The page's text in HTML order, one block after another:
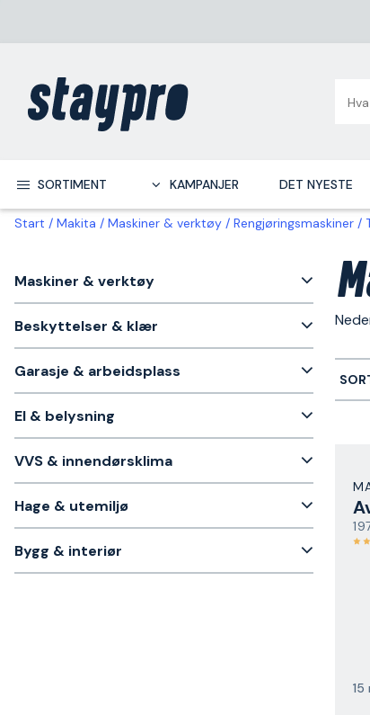
SORTIMENT KAMPANJER DET NYESTE
Start Makita Maskiner & verktøy Rengjøringsmaskiner
Maskiner & verktøy
Beskyttelser & klær
Garasje & arbeidsplass
El & belysning
VVS & innendørsklima
Hage & utemiljø
Bygg & interiør
15